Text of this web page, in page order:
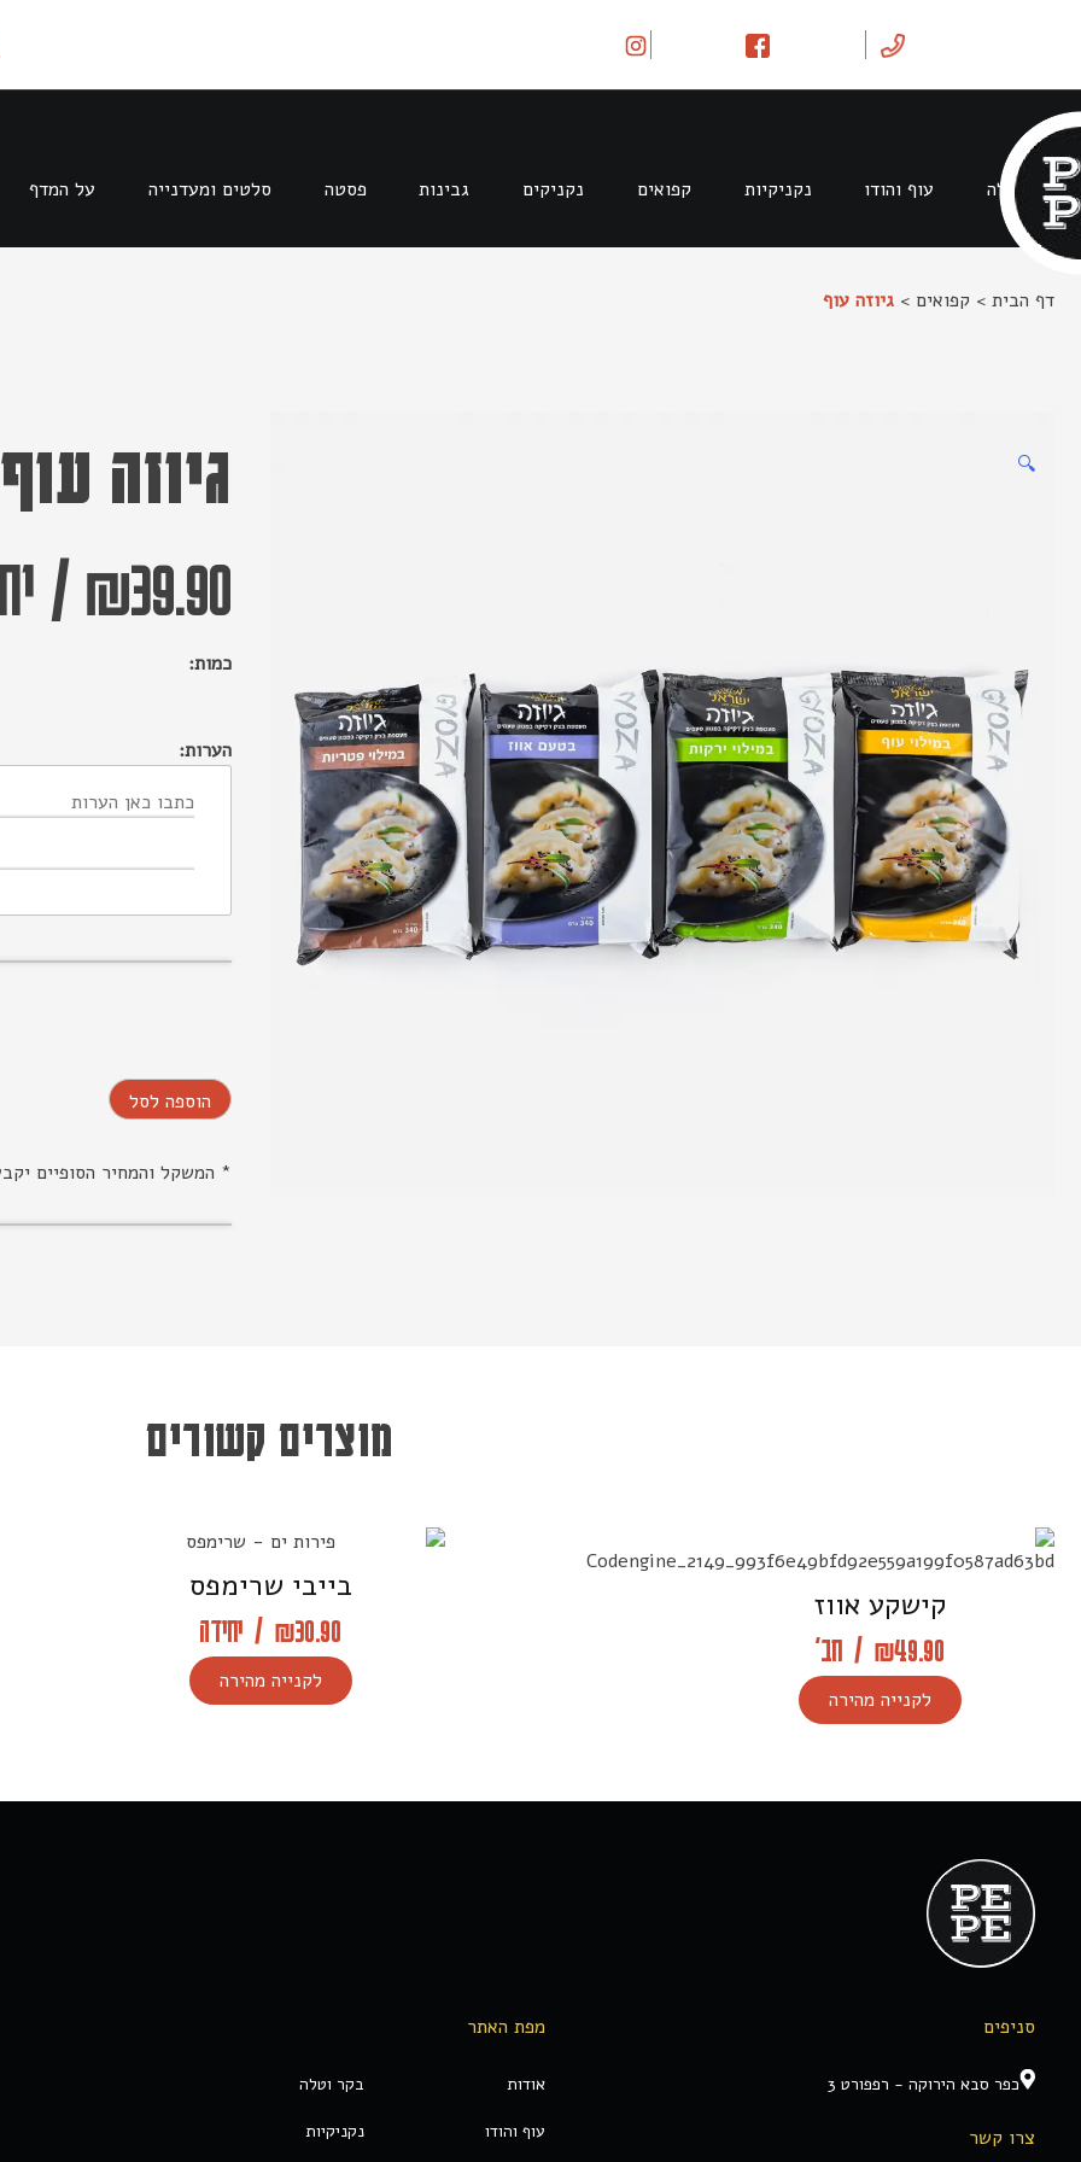
בקר וטלה עוף והודו נקניקיות קפואים נקניקים גבינות פסטה סלטים ומעדנייה על המדף
דף הבית > קפואים > גיוזה עוף
🔍
גיוזה עוף
₪39.90
/
כמות:
הערות:
הוספה לסל
* המשקל והמחיר הסופיים
מוצרים קשורים
קישקע אווז
₪49.90
/ חב'
לקנייה מהירה
בייבי שרימפס
₪30.90
/ יחידה
לקנייה מהירה
סניפים
כפר סבא הירוקה - רפפורט 3
צרו קשר
מפת האתר
אודות בקר וטלה
עוף והודו נקניקיות